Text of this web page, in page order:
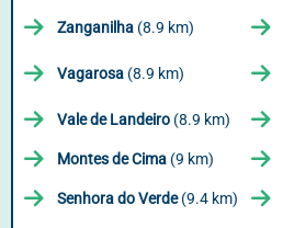
Zanganilha (8.9 km)
Vagarosa (8.9 km)
Vale de Landeiro (8.9 km)
Montes de Cima (9 km)
Senhora do Verde(9.4 km)